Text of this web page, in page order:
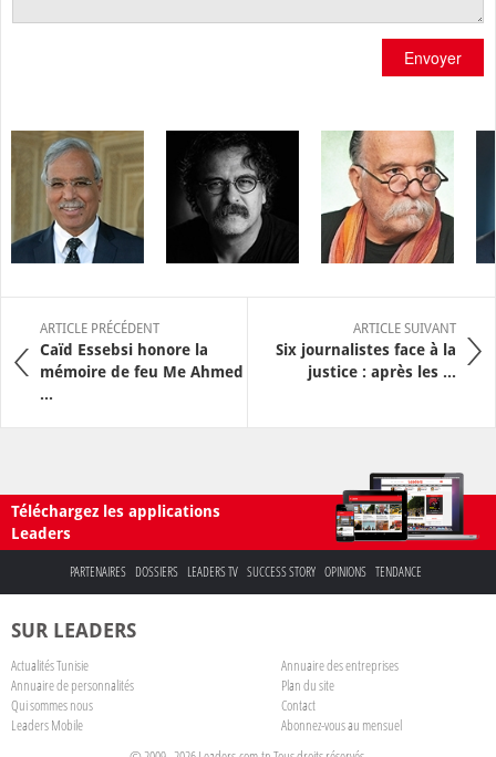
Envoyer
ARTICLE PRÉCÉDENT
Caïd Essebsi honore la
mémoire de feu Me Ahmed
...
ARTICLE SUIVANT
Six journalistes face à la
justice : après les ...
Téléchargez les applications
Leaders
PARTENAIRES DOSSIERS LEADERS TV SUCCESS STORY OPINIONS TENDANCE
SUR LEADERS
Actualités Tunisie
Annuaire des entreprises
Annuaire de personnalités
Plan du site
Qui sommes nous
Contact
Leaders Mobile
Abonnez-vous au mensuel